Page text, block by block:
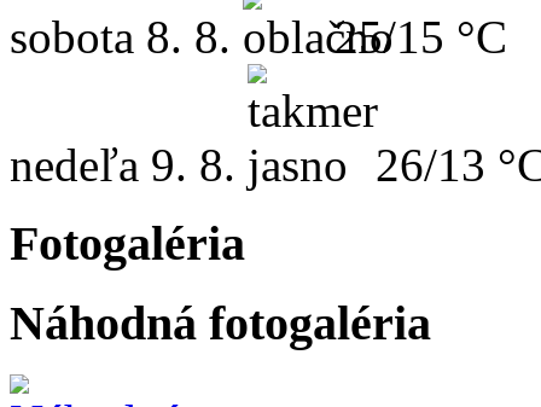
sobota 8. 8. 25/15 °C
nedeľa 9. 8. 26/13
Fotogaléria
Náhodná fotogaléria